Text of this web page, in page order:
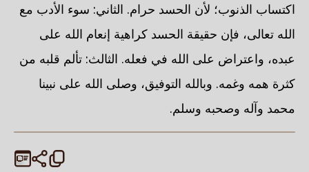
اكتساب الذنوب؛ لأن الحسد حرام. الثاني: سوء الأدب مع
الله تعالى، فإن حقيقة الحسد كراهية إنعام الله على
عبده، واعتراض على الله في فعله. الثالث: تألم قلبه من
كثرة همه وغمه. وبالله التوفيق، وصلى الله على نبينا
محمد وآله وصحبه وسلم.